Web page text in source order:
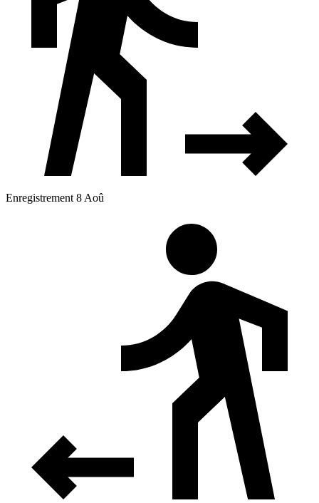
Enregistrement 8 Aoû